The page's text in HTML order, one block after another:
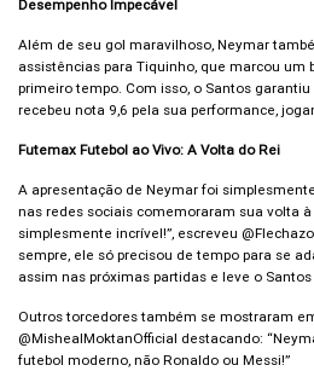
Desempenho Impecável
Além de seu gol maravilhoso, Neymar
assistências para Tiquinho, que marcou um
primeiro tempo. Com isso, o Santos
recebeu nota 9,6 pela sua performance,
Futemax Futebol ao Vivo: A Volta do Rei
A apresentação de Neymar foi
nas redes sociais comemoraram sua volta
simplesmente incrível!”, escreveu
sempre, ele só precisou de tempo para se
assim nas próximas partidas e leve o
Outros torcedores também se mostraram
@MishealMoktanOfficial destacando:
futebol moderno, não Ronaldo ou Messi!”